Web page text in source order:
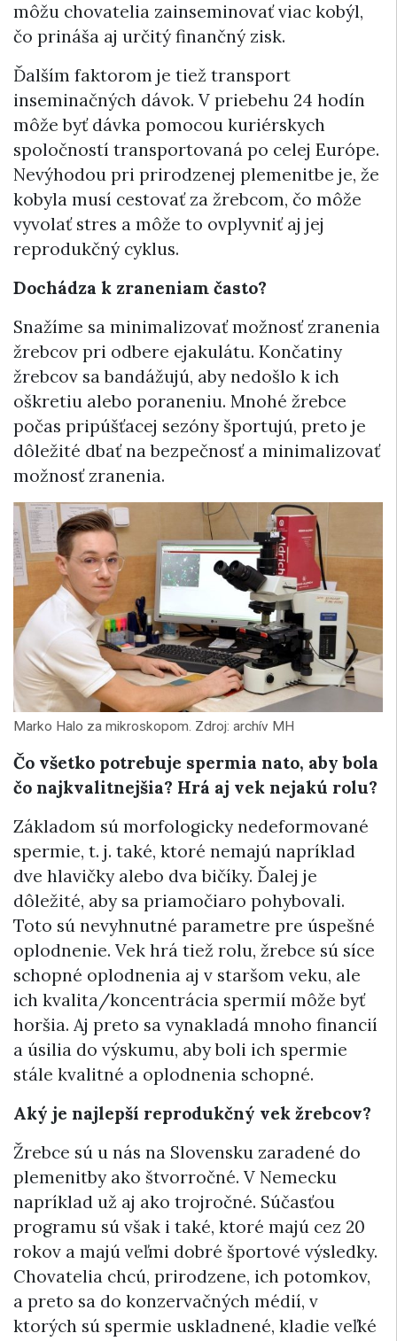
môžu chovatelia zainseminovať viac kobýl,
čo prináša aj určitý finančný zisk.
Ďalším faktorom je tiež transport
inseminačných dávok. V priebehu 24 hodín
môže byť dávka pomocou kuriérskych
spoločností transportovaná po celej Európe.
Nevýhodou pri prirodzenej plemenitbe je, že
kobyla musí cestovať za žrebcom, čo môže
vyvolať stres a môže to ovplyvniť aj jej
reprodukčný cyklus.
Dochádza k zraneniam často?
Snažíme sa minimalizovať možnosť zranenia
žrebcov pri odbere ejakulátu. Končatiny
žrebcov sa bandážujú, aby nedošlo k ich
oškretiu alebo poraneniu. Mnohé žrebce
počas pripúšťacej sezóny športujú, preto je
dôležité dbať na bezpečnosť a minimalizovať
možnosť zranenia.
Marko Halo za mikroskopom. Zdroj: archív MH
Čo všetko potrebuje spermia nato, aby bola
čo najkvalitnejšia? Hrá aj vek nejakú rolu?
Základom sú morfologicky nedeformované
spermie, t. j. také, ktoré nemajú napríklad
dve hlavičky alebo dva bičíky. Ďalej je
dôležité, aby sa priamočiaro pohybovali.
Toto sú nevyhnutné parametre pre úspešné
oplodnenie. Vek hrá tiež rolu, žrebce sú síce
schopné oplodnenia aj v staršom veku, ale
ich kvalita/koncentrácia spermií môže byť
horšia. Aj preto sa vynakladá mnoho financií
a úsilia do výskumu, aby boli ich spermie
stále kvalitné a oplodnenia schopné.
Aký je najlepší reprodukčný vek žrebcov?
Žrebce sú u nás na Slovensku zaradené do
plemenitby ako štvorročné. V Nemecku
napríklad už aj ako trojročné. Súčasťou
programu sú však i také, ktoré majú cez 20
rokov a majú veľmi dobré športové výsledky.
Chovatelia chcú, prirodzene, ich potomkov,
a preto sa do konzervačných médií, v
ktorých sú spermie uskladnené, kladie veľké